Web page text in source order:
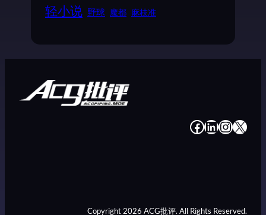
轻小说 野球 魔都 麻枝准
# # # #
Copyright 2026 ACG批评. All Rights Reserved.